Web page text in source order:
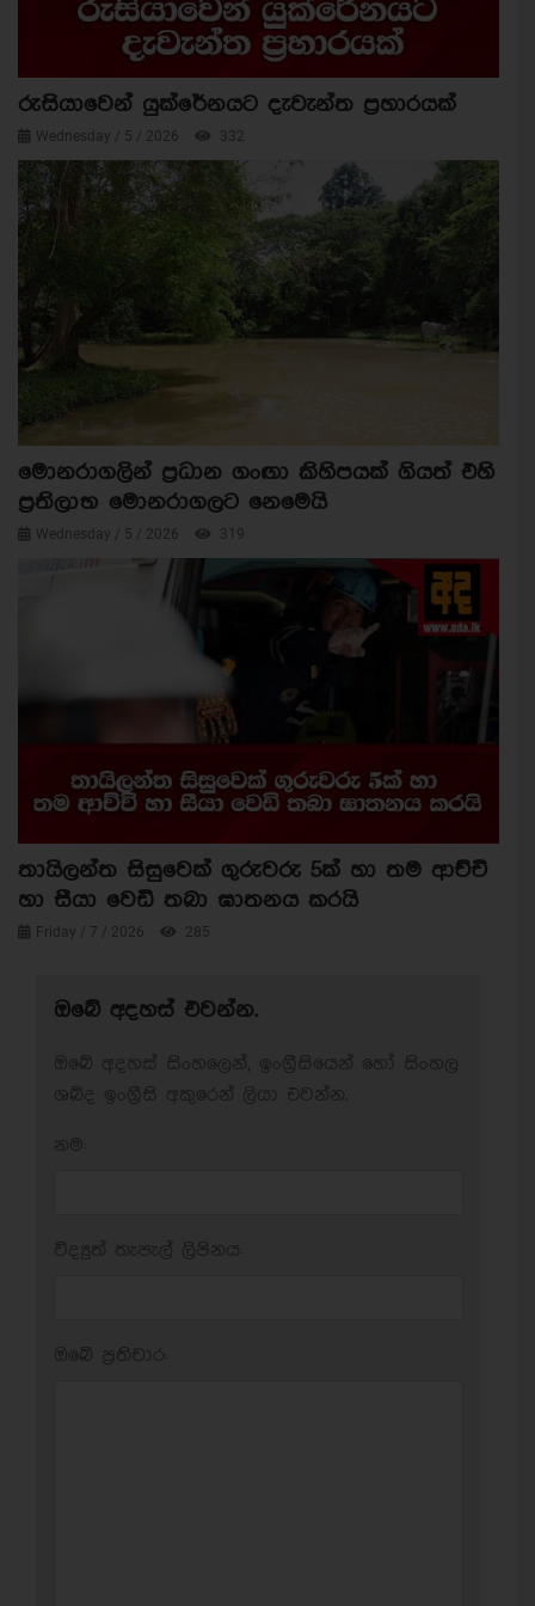
රුසියාවෙන් යුක්රේනයට දැවැන්ත ප්‍රහාරයක්
Wednesday / 5 / 2026 332
මොනරාගලින් ප්‍රධාන ගංඟා කිහිපයක් ගියත් එහි
ප්‍රතිලාභ මොනරාගලට නෙමෙයි
Wednesday / 5 / 2026 319
තායිලන්ත සිසුවෙක් ගුරුවරු 5ක් හා තම ආච්චි
හා සීයා වෙඩි තබා ඝාතනය කරයි
Friday / 7 / 2026 285
ඔබේ අදහස් එවන්න.